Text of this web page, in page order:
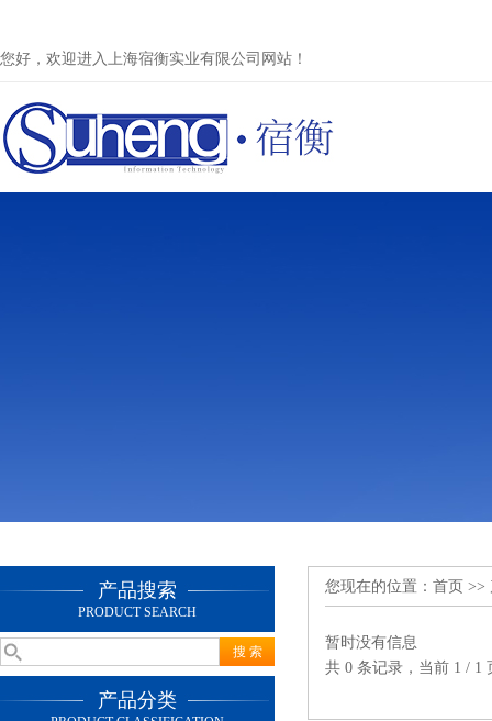
您好，欢迎进入上海宿衡实业有限公司网站！
产品搜索
PRODUCT SEARCH
产品分类
您现在的位置： 首页 >>
暂时没有信息
共 0 条记录，当前 1 /